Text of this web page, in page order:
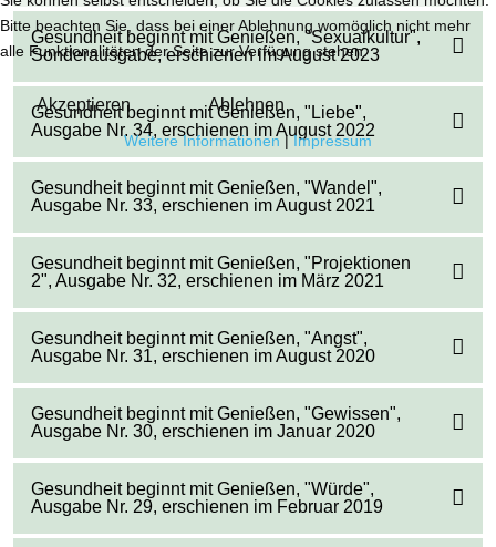
Gesundheit beginnt mit Genießen, "Sexualkultur",
Sonderausgabe, erschienen im August 2023
Gesundheit beginnt mit Genießen, "Liebe",
Ausgabe Nr. 34, erschienen im August 2022
Gesundheit beginnt mit Genießen, "Wandel",
Ausgabe Nr. 33, erschienen im August 2021
Gesundheit beginnt mit Genießen, "Projektionen
2", Ausgabe Nr. 32, erschienen im März 2021
Gesundheit beginnt mit Genießen, "Angst",
Ausgabe Nr. 31, erschienen im August 2020
Gesundheit beginnt mit Genießen, "Gewissen",
Ausgabe Nr. 30, erschienen im Januar 2020
Gesundheit beginnt mit Genießen, "Würde",
Ausgabe Nr. 29, erschienen im Februar 2019
Bitte beachten Sie, dass bei einer Ablehnung womöglich nicht mehr
alle Funktionalitäten der Seite zur Verfügung stehen.
Akzeptieren Ablehnen
Weitere Informationen |Impressum